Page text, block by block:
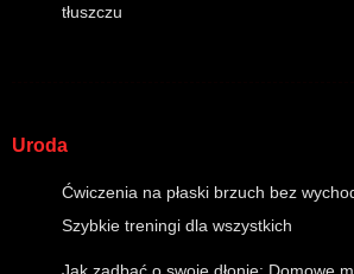
tłuszczu
Uroda
Ćwiczenia na płaski brzuch bez
Szybkie treningi dla wszystkich